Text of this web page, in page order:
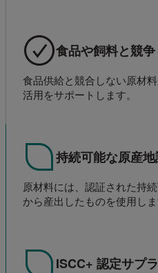
食品や飼料と競
食品供給と競合しない原材
活用をサポートします。
持続可能な原産
原材料には、認証された持
から産出したものを使用しま
ISCC+ 認定サプ